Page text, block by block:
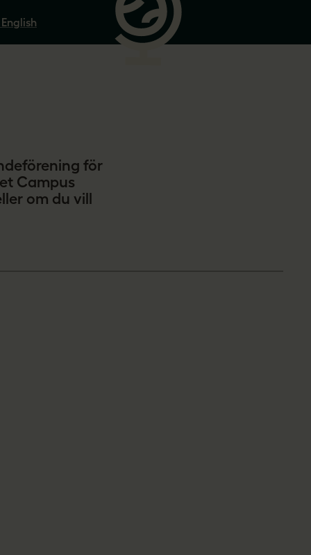
för
Campus
om du vill